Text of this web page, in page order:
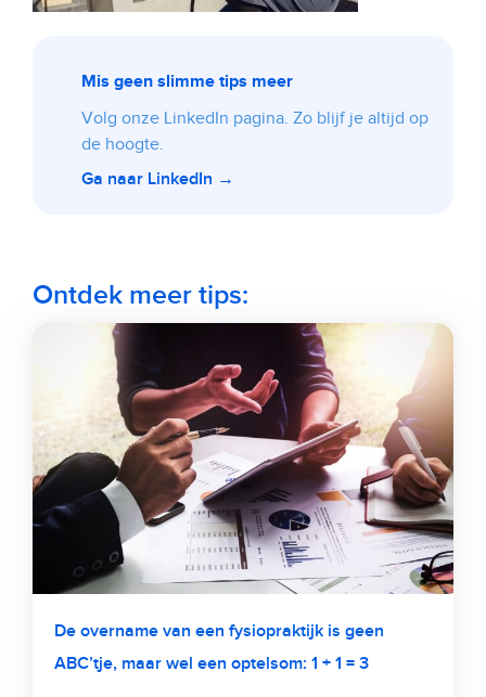
Mis geen slimme tips meer
Volg onze LinkedIn pagina. Zo blijf je altijd op
de hoogte.
Ga naar LinkedIn →
Ontdek meer tips:
De overname van een fysiopraktijk is geen
ABC’tje, maar wel een optelsom: 1 + 1 = 3